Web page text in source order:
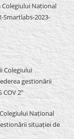
Național
Smartlabs-2023-
Colegiului
gestionării
2″
Național
situației de